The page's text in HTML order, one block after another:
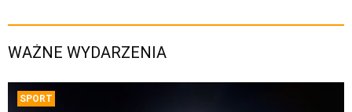
WAŻNE WYDARZENIA
SPORT